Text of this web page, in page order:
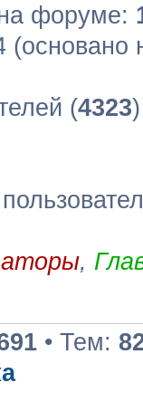
форуме:
(основано
(4323
,
• Тем: